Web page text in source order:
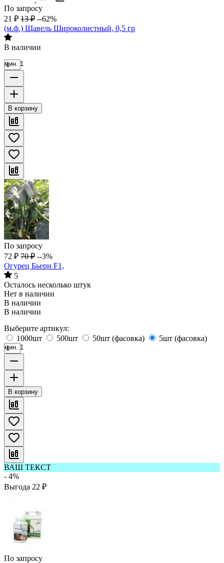
По запросу
21 ₽ 13 ₽ --62%
(м.ф.) Щавель Широколистный, 0,5 гр
В наличии
мин. 1
В корзину
По запросу
72 ₽ 70 ₽ --3%
Огурец Бьерн F1,
5
Осталось несколько штук
Нет в наличии
В наличии
В наличии
Выберите артикул:
1000шт
500шт 50шт (фасовка) 5шт (фасовка)
мин. 1
В корзину
ВАШ ТЕКСТ
- 4%
Выгода 22 ₽
По запросу